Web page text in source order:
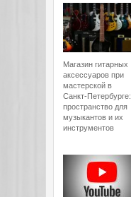
Магазин гитарных
аксессуаров при
мастерской в
Санкт-Петербурге:
пространство для
музыкантов и их
инструментов